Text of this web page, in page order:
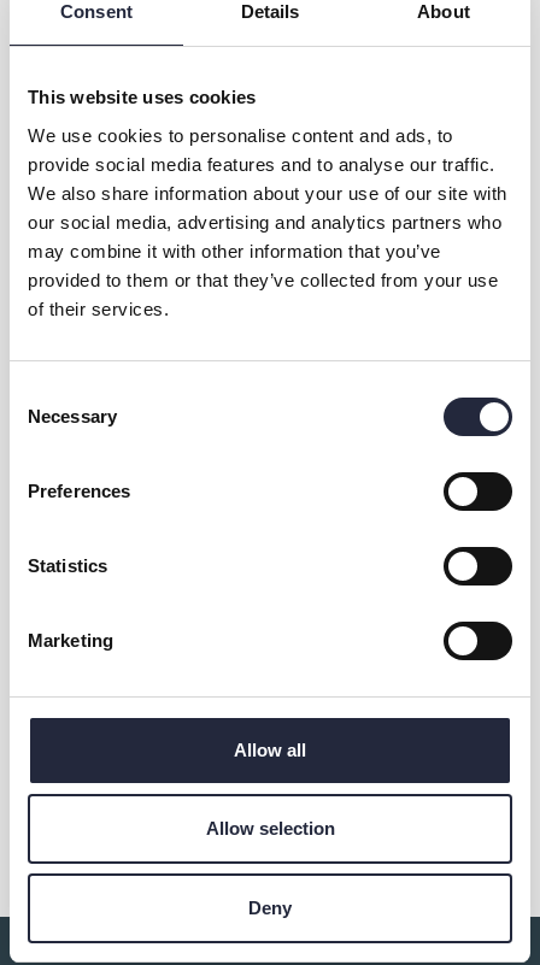
Consent Details About
This website uses cookies
We use cookies to personalise content and ads, to
provide social media features and to analyse our traffic.
We also share information about your use of our site with
our social media, advertising and analytics partners who
may combine it with other information that you’ve
provided to them or that they’ve collected from your use
of their services.
Selection
Necessary
Preferences
Statistics
Marketing
Allow all
Allow selection
Deny
på fastlandet. För att tillgänglighetsgöra våra olika
terrängspår har vi även införskaffat en digitalledsagare för
ledsagning i form av signal i öronen kan ta sig fram i våra olika
spår även om man är helt blind. Utrustningen finns att tillgå i
Svaidestugan. Kontakta vår stugfogde för mer info. Discgolfen
Kontaktpersoner för respektive sektion
Skidor senior Maria Jansson 0767133649
Parasport Jesper Forsman 070 578 30 90
Stugfogde Niklas Callenmark 076 695 75 66
Dela